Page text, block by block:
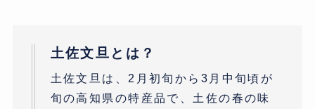
土佐文旦とは？
土佐文旦は、2月初旬から3月中旬頃が
旬の高知県の特産品で、土佐の春の味